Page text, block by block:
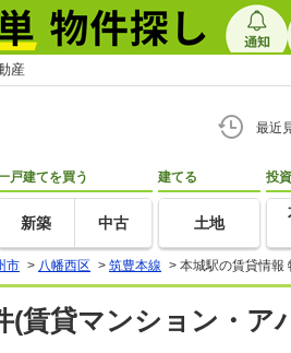
産
最近
戸建てを買う
新築 中古
建てる
土地
投
市 > 八幡西区 > 筑豊本線 > 本城駅の賃貸情報
(賃貸マンション・ア